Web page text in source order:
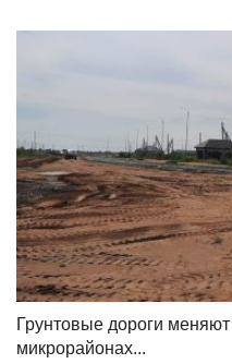
Грунтовые дороги
микрорайонах...